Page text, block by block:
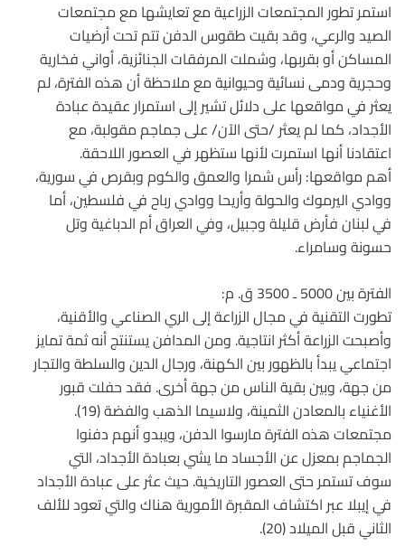
استمر تطور المجتمعات الزراعية مع تعايشها مع مجتمعات
الصيد والرعي، وقد بقيت طقوس الدفن تتم تحت أرضيات
المساكن أو بقربها، وشملت المرفقات الجنائزية، أواني فخارية
وحجرية ودمى نسائية وحيوانية مع ملاحظة أن هذه الفترة، لم
يعثر في مواقعها على دلائل تشير إلى استمرار عقيدة عبادة
الأجداد، كما لم يعثر /حتى الآن/ على جماجم مقولبة، مع
اعتقادنا أنها استمرت لأنها ستظهر في العصور اللاحقة.
أهم مواقعها: رأس شمرا والعمق والكوم وبقرص في سورية،
ووادي اليرموك والحولة وأريحا ووادي رباح في فلسطين، أما
في لبنان فأرض قليلة وجبيل، وفي العراق أم الدباغية وتل
حسونة وسامراء.
الفترة بين 5000 ـ 3500 ق. م:
تطورت التقنية في مجال الزراعة إلى الري الصناعي والأقنية،
وأصبحت الزراعة أكثر انتاجية. ومن المدافن يستنتج أنه ثمة تمايز
اجتماعي يبدأ بالظهور بين الكهنة، ورجال الدين والسلطة والتجار
من جهة، وبين بقية الناس من جهة أخرى. فقد حفلت قبور
الأغنياء بالمعادن الثمينة، ولاسيما الذهب والفضة (19).
مجتمعات هذه الفترة مارسوا الدفن، ويبدو أنهم دفنوا
الجماجم بمعزل عن الأجساد ما يشي بعبادة الأجداد، التي
سوف تستمر حتى العصور التاريخية. حيث عثر على عبادة الأجداد
في إيبلا عبر اكتشاف المقبرة الأمورية هناك والتي تعود للألف
الثاني قبل الميلاد (20).